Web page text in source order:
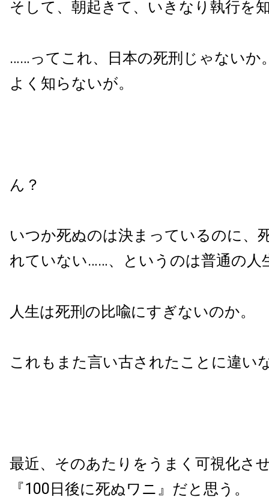
そして、朝起きて、いきなり執行を
……ってこれ、日本の死刑じゃないか
よく知らないが。
ん？
いつか死ぬのは決まっているのに、
れていない……、というのは普通の人
人生は死刑の比喩にすぎないのか。
これもまた言い古されたことに違い
最近、そのあたりをうまく可視化さ
『100日後に死ぬワニ』だと思う。